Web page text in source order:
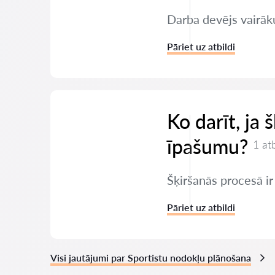
Darba devējs
Pāriet uz atbildi
Ko darīt, ja
īpašumu? 1
Šķiršanās procesā
Pāriet uz atbildi
Visi jautājumi par Sportistu nodokļu plānošana